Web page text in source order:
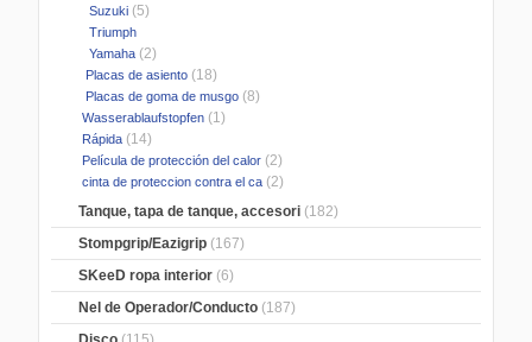
Suzuki (5)
Triumph
Yamaha (2)
Placas de asiento (18)
Placas de goma de musgo (8)
Wasserablaufstopfen (1)
Rápida (14)
Película de protección del calor (2)
cinta de proteccion contra el ca (2)
Tanque, tapa de tanque, accesori (182)
Stompgrip/Eazigrip (167)
SKeeD ropa interior (6)
Nel de Operador/Conducto (187)